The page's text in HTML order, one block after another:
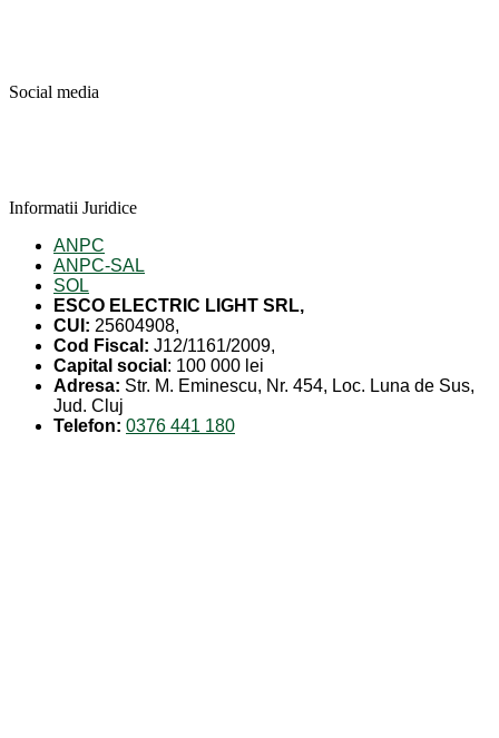
Social media
Informatii Juridice
ANPC
ANPC-SAL
SOL
ESCO ELECTRIC LIGHT SRL,
CUI: 25604908,
Cod Fiscal: J12/1161/2009,
Capital social : 100 000 lei
Adresa: Str. M. Eminescu, Nr. 454, Loc. Luna de Sus,
Jud. Cluj
Telefon: 0376 441 180